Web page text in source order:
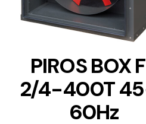
PIROS BOX
2/4-400T
60Hz